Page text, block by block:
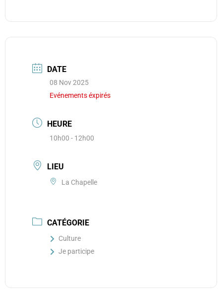
DATE
08 Nov 2025
Evénements éxpirés
HEURE
10h00 - 12h00
LIEU
La Chapelle
CATÉGORIE
Culture
Je participe